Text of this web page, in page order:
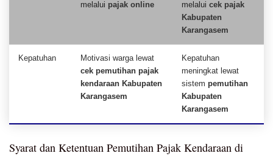
melalui pajak online
melalui cek pajak
Kabupaten
Karangasem
Kepatuhan
Motivasi warga lewat
cek pemutihan pajak
kendaraan Kabupaten
Karangasem
Kepatuhan
meningkat lewat
sistem pemutihan
Kabupaten
Karangasem
Syarat dan Ketentuan Pemutihan Pajak Kendaraan di